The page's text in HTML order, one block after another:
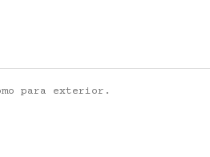
para exterior.